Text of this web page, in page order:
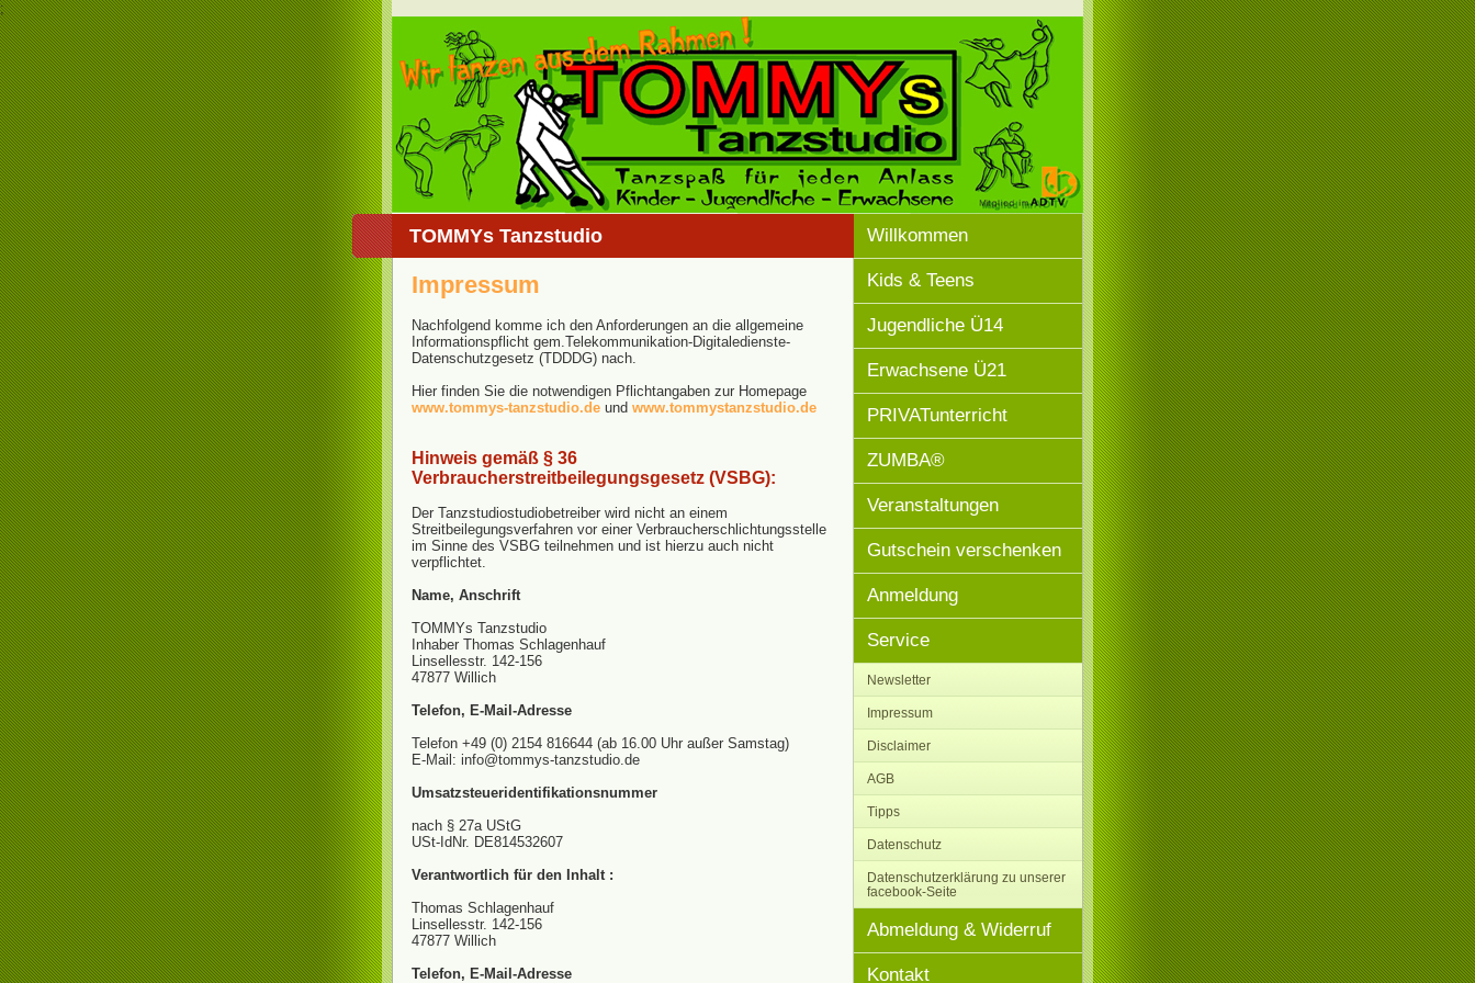
;
TOMMYs Tanzstudio
Impressum
Nachfolgend komme ich den Anforderungen an die allgemeine
Informationspflicht gem.Telekommunikation-Digitaledienste-
Datenschutzgesetz (TDDDG) nach.
Hier finden Sie die notwendigen Pflichtangaben zur Homepage
www.tommys-tanzstudio.de und www.tommystanzstudio.de
Hinweis gemäß § 36
Verbraucherstreitbeilegungsgesetz (VSBG):
Der Tanzstudiostudiobetreiber wird nicht an einem
Streitbeilegungsverfahren vor einer Verbraucherschlichtungsstelle
im Sinne des VSBG teilnehmen und ist hierzu auch nicht
verpflichtet.
Name, Anschrift
TOMMYs Tanzstudio
Inhaber Thomas Schlagenhauf
Linsellesstr. 142-156
47877 Willich
Telefon, E-Mail-Adresse
Telefon +49 (0) 2154 816644 (ab 16.00 Uhr außer Samstag)
E-Mail: info@tommys-tanzstudio.de
Umsatzsteueridentifikationsnummer
nach § 27a UStG
USt-IdNr. DE814532607
Verantwortlich für den Inhalt :
Thomas Schlagenhauf
Linsellesstr. 142-156
47877 Willich
Telefon, E-Mail-Adresse
Willkommen
Kids & Teens
Jugendliche Ü14
Erwachsene Ü21
PRIVATunterricht
ZUMBA®
Veranstaltungen
Gutschein verschenken
Anmeldung
Service
Newsletter
Impressum
Disclaimer
AGB
Tipps
Datenschutz
Datenschutzerklärung zu unserer
facebook-Seite
Abmeldung & Widerruf
Kontakt